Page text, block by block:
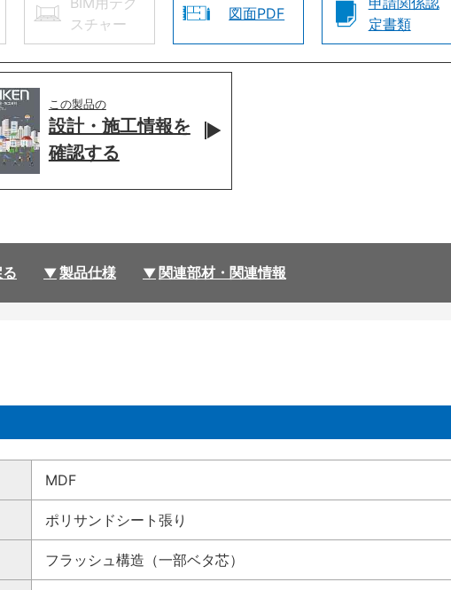
スチャー
図面PDF
定書類
この製品の
設計・施工情報を
確認する
製品仕様 関連部材・関連情報
MDF
ポリサンドシート張り
フラッシュ構造（一部ベタ芯）